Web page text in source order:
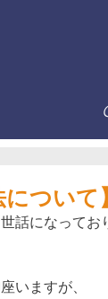
ついて】
話になってお
いますが、